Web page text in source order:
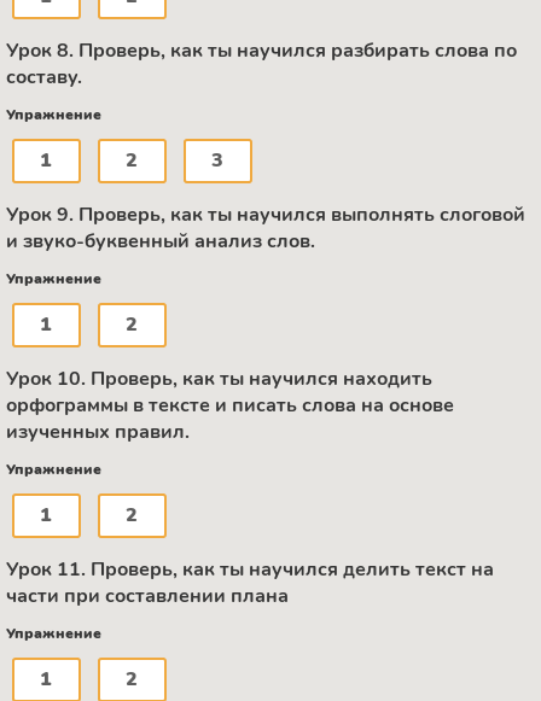
Урок 8. Проверь, как ты научился разбирать слова по
составу.
Упражнение
1 2 3
Урок 9. Проверь, как ты научился выполнять слоговой
и звуко-буквенный анализ слов.
Упражнение
1 2
Урок 10. Проверь, как ты научился находить
орфограммы в тексте и писать слова на основе
изученных правил.
Упражнение
1 2
Урок 11. Проверь, как ты научился делить текст на
части при составлении плана
Упражнение
1 2